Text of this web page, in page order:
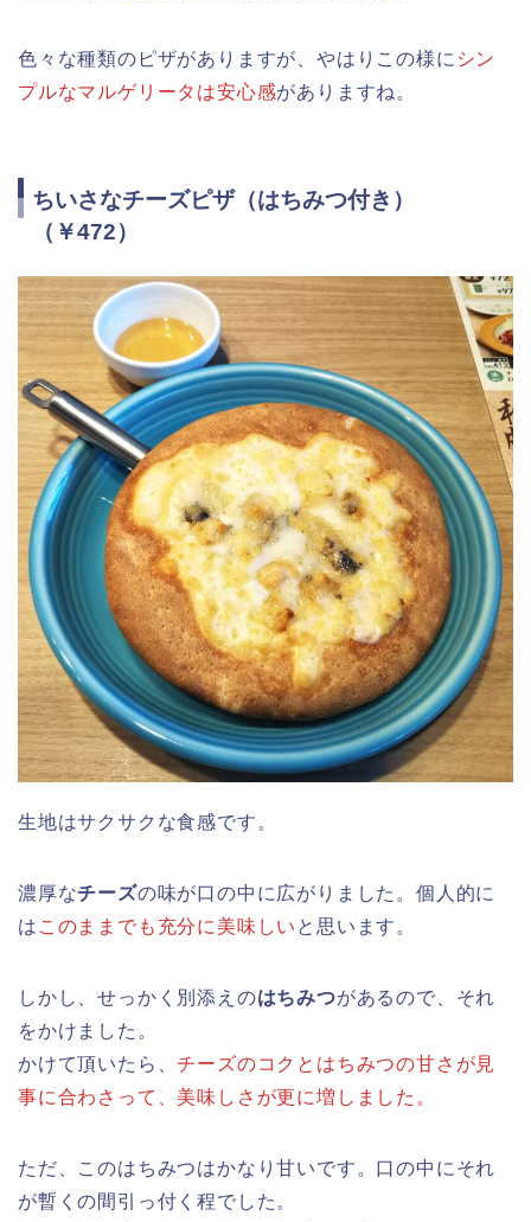
色々な種類のピザがありますが、やはりこの様に シン
プルなマルゲリータは安心感がありますね。
ちいさなチーズピザ（はちみつ付き）
（￥472）
生地はサクサクな食感です。
濃厚なチーズの味が口の中に広がりました。個人的に
は このままでも充分に美味しい と思います。
しかし、せっかく別添えのはちみつがあるので、それ
をかけました。
かけて頂いたら、チーズのコクとはちみつの甘さが見
事に合わさって、美味しさが更に増しました。
ただ、このはちみつはかなり甘いです。口の中にそれ
が暫くの間引っ付く程でした。